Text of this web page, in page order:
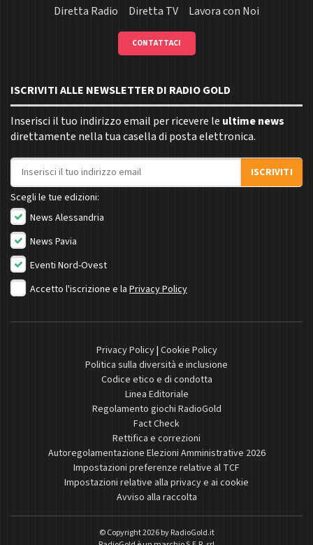
Diretta Radio
Diretta TV Lavora con Noi
CONTATTACI
ISCRIVITI ALLE NEWSLETTER DI RADIO GOLD
Inserisci il tuo indirizzo email per ricevere le ultime news
direttamente nella tua casella di posta elettronica.
Indirizzo email
ISCRIVITI
Scegli le tue edizioni:
News Alessandria
News Pavia
Eventi Nord-Ovest
Accetto l'iscrizione e la Privacy Policy
Privacy Policy| Cookie Policy
Politica sulla diversità e inclusione
Codice etico e di condotta
Linea Editoriale
Regolamento giochi RadioGold
Fact Check
Rettifica e correzioni
Autoregolamentazione Elezioni Amministrative 2026
Impostazioni preferenze relative al TCF
Impostazioni relative alla privacy e ai cookie
Avviso alla raccolta
© Copyright 2026 byRadioGold.it